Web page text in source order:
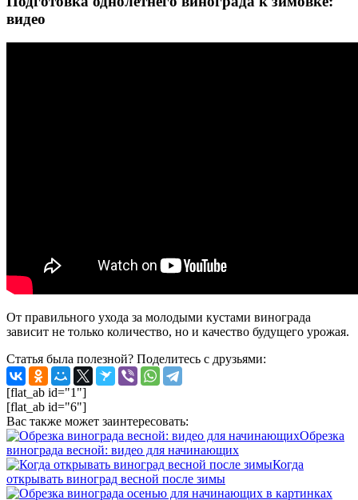
видео
От правильного ухода за молодыми кустами винограда
зависит не только количество, но и качество будущего урожая.
Статья была полезной? Поделитесь с друзьями:
[flat_ab id="1"]
[flat_ab id="6"]
Вас также может заинтересовать:
Обрезка
винограда весной: видео для начинающих
Когда
открывать виноград весной после зимы